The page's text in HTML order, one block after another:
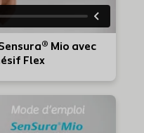
Mio avec
Flex